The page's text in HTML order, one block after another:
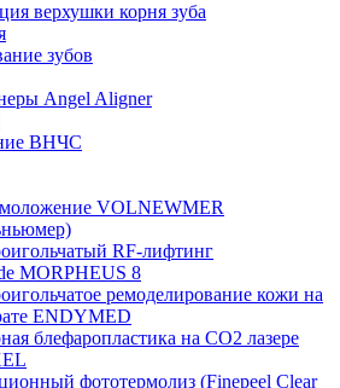
верхушки корня зуба
зубов
Angel Aligner
ВНЧС
VOLNEWMER
RF-лифтинг
MORPHEUS 8
ремоделирование кожи на
ENDYMED
блефаропластика на CO2 лазере
фототермолиз (Finepeel Clear